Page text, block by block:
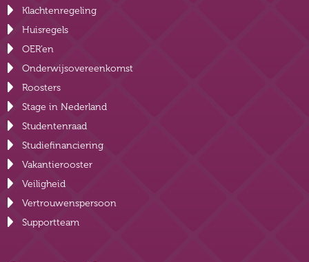
Klachtenregeling
Huisregels
OER’en
Onderwijsovereenkomst
Roosters
Stage in Nederland
Studentenraad
Studiefinanciering
Vakantierooster
Veiligheid
Vertrouwenspersoon
Supportteam